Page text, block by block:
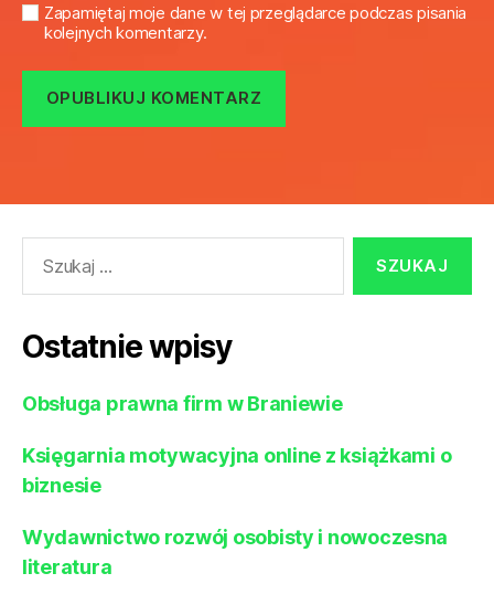
Zapamiętaj moje dane w tej przeglądarce podczas pisania
kolejnych komentarzy.
Ostatnie wpisy
Obsługa prawna firm w Braniewie
Księgarnia motywacyjna online z książkami o
biznesie
Wydawnictwo rozwój osobisty i nowoczesna
literatura